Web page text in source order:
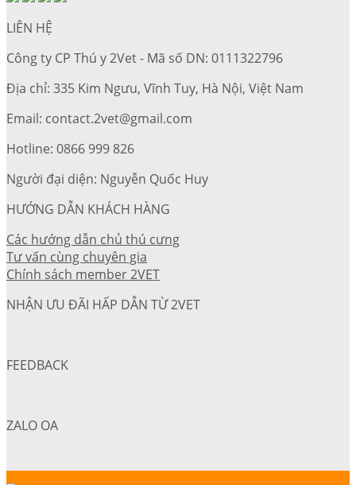
LIÊN HỆ
Công ty CP Thú y 2Vet - Mã số DN: 0111322796
Địa chỉ: 335 Kim Ngưu, Vĩnh Tuy, Hà Nội, Việt Nam
Email: contact.2vet@gmail.com
Hotline: 0866 999 826
Người đại diện: Nguyễn Quốc Huy
HƯỚNG DẪN KHÁCH HÀNG
Các hướng dẫn chủ thú cưng
Tư vấn cùng chuyên gia
Chính sách member 2VET
NHẬN ƯU ĐÃI HẤP DẪN TỪ 2VET
FEEDBACK
ZALO OA